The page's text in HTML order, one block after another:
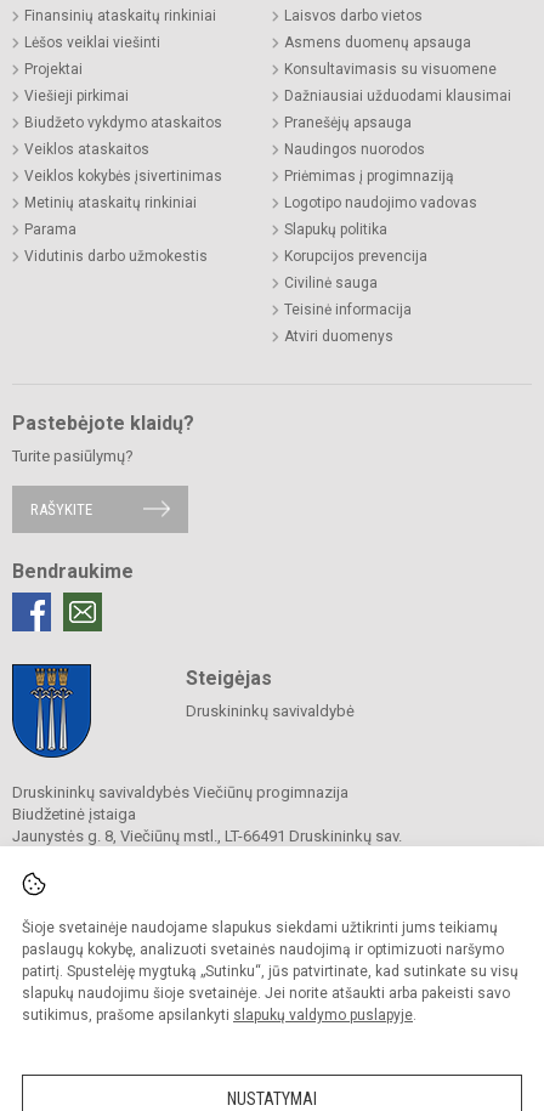
Šioje svetainėje naudojame slapukus siekdami užtikrinti jums teikiamų
paslaugų kokybę, analizuoti svetainės naudojimą ir optimizuoti naršymo
patirtį. Spustelėję mygtuką „Sutinku“, jūs patvirtinate, kad sutinkate su visų
slapukų naudojimu šioje svetainėje. Jei norite atšaukti arba pakeisti savo
sutikimus, prašome apsilankyti slapukų valdymo puslapyje.
NUSTATYMAI
Finansinių ataskaitų rinkiniai
Lėšos veiklai viešinti
Projektai
Viešieji pirkimai
Biudžeto vykdymo ataskaitos
Veiklos ataskaitos
Veiklos kokybės įsivertinimas
Metinių ataskaitų rinkiniai
Parama
Vidutinis darbo užmokestis
Laisvos darbo vietos
Asmens duomenų apsauga
Konsultavimasis su visuomene
Dažniausiai užduodami klausimai
Pranešėjų apsauga
Naudingos nuorodos
Priėmimas į progimnaziją
Logotipo naudojimo vadovas
Slapukų politika
Korupcijos prevencija
Civilinė sauga
Teisinė informacija
Atviri duomenys
Pastebėjote klaidų?
Turite pasiūlymų?
RAŠYKITE
Bendraukime
Steigėjas
Druskininkų savivaldybė
Druskininkų savivaldybės Viečiūnų progimnazija
Biudžetinė įstaiga
Jaunystės g. 8, Viečiūnų mstl., LT-66491 Druskininkų sav.
El. p.
Duomenys kaupiami ir saugomi
Juridinių asmenų registre
Įstaigos kodas 190108418
El. pristatymo dėžutės adresas 190108418
Kopijuoti turinį be raštiško progimnazijos sutikimo griežtai draudžiama.
Prieinamumo paraiška Slapukų valdymas